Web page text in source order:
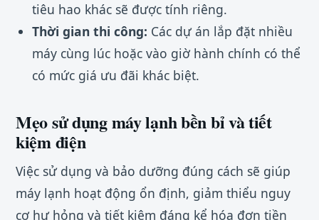
tiêu hao khác sẽ được tính riêng.
Thời gian thi công: Các dự án lắp đặt nhiều
máy cùng lúc hoặc vào giờ hành chính có thể
có mức giá ưu đãi khác biệt.
Mẹo sử dụng máy lạnh bền bỉ và tiết
kiệm điện
Việc sử dụng và bảo dưỡng đúng cách sẽ giúp
máy lạnh hoạt động ổn định, giảm thiểu nguy
cơ hư hỏng và tiết kiệm đáng kể hóa đơn tiền